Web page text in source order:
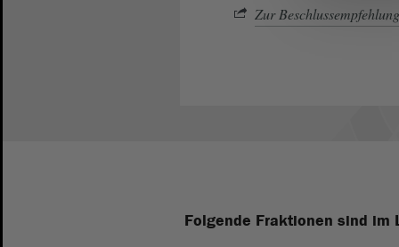
Zur
Folgende Fraktionen sind im